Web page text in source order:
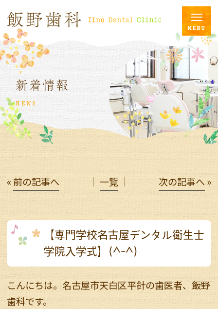
新着情報
NEWS
« 前の記事へ │ 一覧 │ 次の記事へ»
【専門学校名古屋デンタル衛生士
学院入学式】(^-^)
こんにちは。名古屋市天白区平針の歯医者、飯野
歯科です。